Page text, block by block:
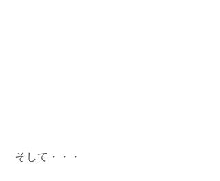
そして・・・